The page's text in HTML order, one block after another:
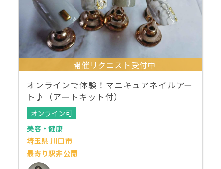
開催リクエスト受付中
オンラインで体験！マニキュアネイルアー
ト♪（アートキット付）
オンライン可
美容・健康
埼玉県 川口市
最寄り駅非公開